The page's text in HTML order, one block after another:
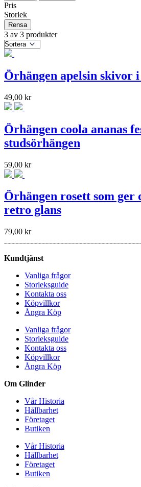
Pris
Storlek
Rensa
3 av 3 produkter
Örhängen apelsin skivor
49,00 kr
Örhängen coola ananas
studsörhängen
59,00 kr
Örhängen rosett som ger
retro glans
79,00 kr
Kundtjänst
Vanliga frågor
Storleksguide
Kontakta oss
Köpvillkor
Ångra Köp
Vanliga frågor
Storleksguide
Kontakta oss
Köpvillkor
Ångra Köp
Om Glinder
Vår Historia
Hållbarhet
Företaget
Butiken
Vår Historia
Hållbarhet
Företaget
Butiken